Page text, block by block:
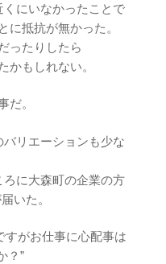
にいなかったことで
に抵抗が無かった。
ったりしたら
かもしれない。
だ。
リエーションも少な
に大森町の企業の方
いた。
すがお仕事に心配事は
？”